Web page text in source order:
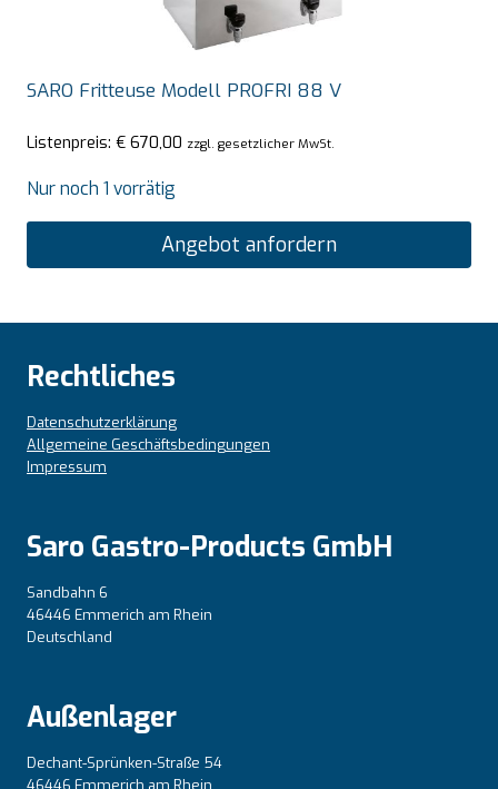
SARO Fritteuse Modell PROFRI 88 V
Listenpreis: € 670,00 zzgl. gesetzlicher MwSt.
Nur noch 1 vorrätig
Angebot anfordern
Rechtliches
Datenschutzerklärung
Allgemeine Geschäftsbedingungen
Impressum
Saro Gastro-Products GmbH
Sandbahn 6
46446 Emmerich am Rhein
Deutschland
Außenlager
Dechant-Sprünken-Straße 54
46446 Emmerich am Rhein